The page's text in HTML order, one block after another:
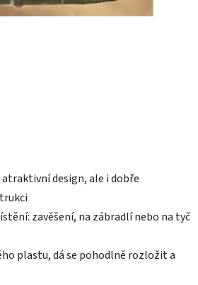
design, ale i dobře
zavěšení, na zábradlí nebo na tyč
plastu, dá se pohodlně rozložit a